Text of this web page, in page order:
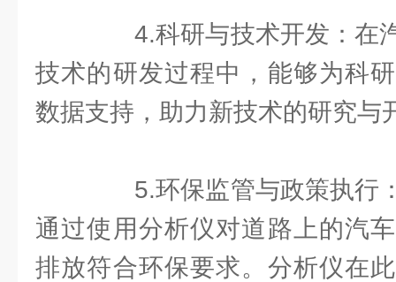
4.科研与技术开发：在
技术的研发过程中，能够为科
数据支持，助力新技术的研究与
5.环保监管与政策执行
通过使用分析仪对道路上的汽
排放符合环保要求。分析仪在